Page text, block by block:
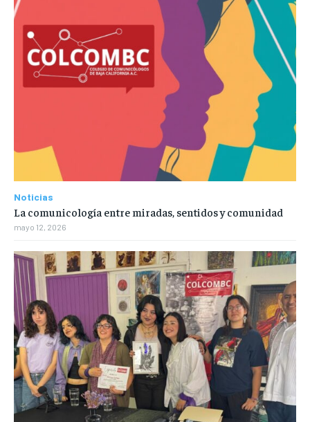
Noticias
La comunicología entre miradas, sentidos y comunidad
mayo 12, 2026